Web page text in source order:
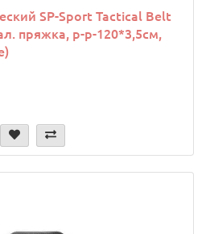
SP-Sport Tactical Belt
пряжка, р-р-120*3,5см,